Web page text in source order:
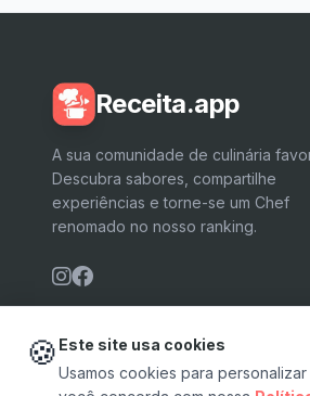
Receita.app
A sua comunidade de culinária
Descubra sabores, compartilhe
experiências e torne-se um Chef
renomado no nosso ranking.
© 2026 Receita.app - Feito com ❤️ e
🍪 Este site usa cookies
Usamos cookies para